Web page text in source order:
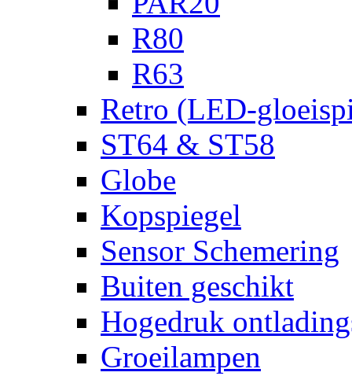
R80
R63
Retro (LED-
ST64 & ST58
Globe
Kopspiegel
Sensor Schemering
Buiten geschikt
Hogedruk
Groeilampen